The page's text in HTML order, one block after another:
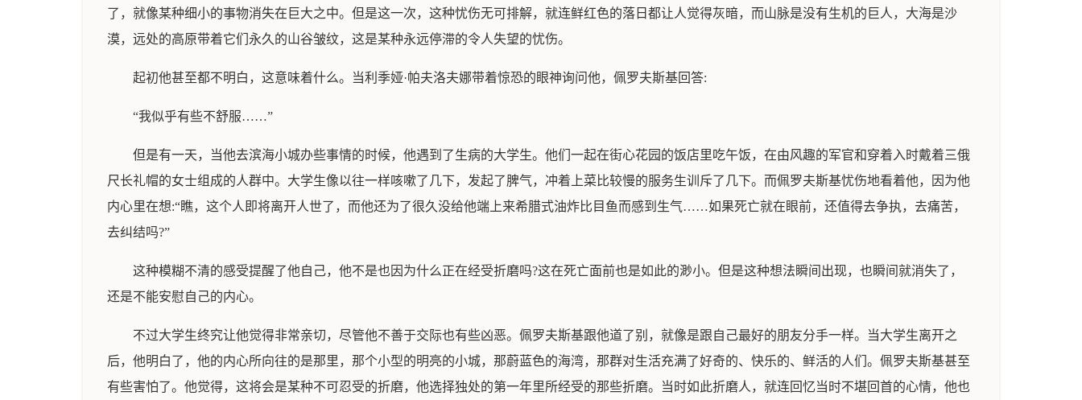
了，就像某种细小的事物消失在巨大之中。但是这一次，这种忧伤无可排解，就连鲜红色的落日都让人觉得灰暗，而山脉是没有生机的巨人，大海是沙
漠，远处的高原带着它们永久的山谷皱纹，这是某种永远停滞的令人失望的忧伤。
起初他甚至都不明白，这意味着什么。当利季娅·帕夫洛夫娜带着惊恐的眼神询问他，佩罗夫斯基回答:
“我似乎有些不舒服……”
但是有一天，当他去滨海小城办些事情的时候，他遇到了生病的大学生。他们一起在街心花园的饭店里吃午饭，在由风趣的军官和穿着入时戴着三俄
尺长礼帽的女士组成的人群中。大学生像以往一样咳嗽了几下，发起了脾气，冲着上菜比较慢的服务生训斥了几下。而佩罗夫斯基忧伤地看着他，因为他
内心里在想:“瞧，这个人即将离开人世了，而他还为了很久没给他端上来希腊式油炸比目鱼而感到生气……如果死亡就在眼前，还值得去争执，去痛苦，
去纠结吗?”
这种模糊不清的感受提醒了他自己，他不是也因为什么正在经受折磨吗?这在死亡面前也是如此的渺小。但是这种想法瞬间出现，也瞬间就消失了，
还是不能安慰自己的内心。
不过大学生终究让他觉得非常亲切，尽管他不善于交际也有些凶恶。佩罗夫斯基跟他道了别，就像是跟自己最好的朋友分手一样。当大学生离开之
后，他明白了，他的内心所向往的是那里，那个小型的明亮的小城，那蔚蓝色的海湾，那群对生活充满了好奇的、快乐的、鲜活的人们。佩罗夫斯基甚至
有些害怕了。他觉得，这将会是某种不可忍受的折磨，他选择独处的第一年里所经受的那些折磨。当时如此折磨人，就连回忆当时不堪回首的心情，他也